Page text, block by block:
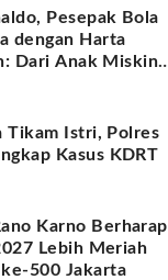
Pesepak Bola
dengan Harta
Dari Anak Miskin
Tikam Istri, Polres
Kasus KDRT
Karno Berharap
Lebih Meriah
500 Jakarta